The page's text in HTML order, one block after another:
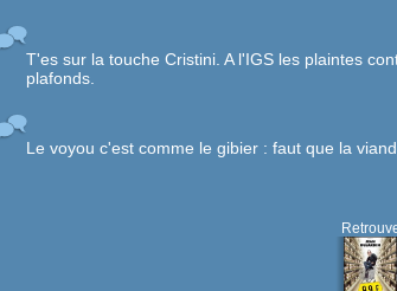
T'es sur la touche Cristini. A l'IGS les plaintes
plafonds.
Le voyou c'est comme le gibier : faut que la